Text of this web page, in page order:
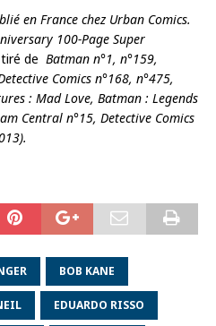
en France chez Urban Comics.
100-Page Super
de Batman n°1, n°159,
Comics n°168, n°475,
: Mad Love, Batman : Legends
Central n°15, Detective Comics
BOB KANE
EDUARDO RISSO